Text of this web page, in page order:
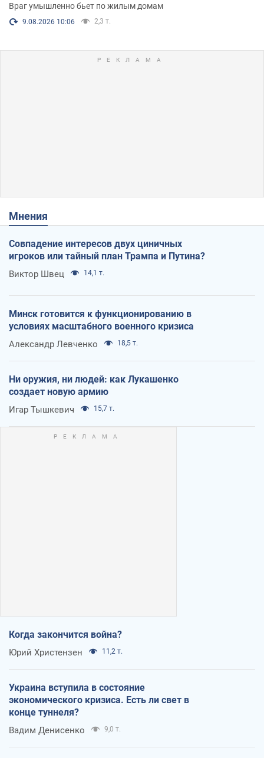
Враг умышленно бьет по жилым домам
9.08.2026 10:06 2,3 т.
Мнения
Совпадение интересов двух циничных
игроков или тайный план Трампа и Путина?
Виктор Швец 14,1 т.
Минск готовится к функционированию в
условиях масштабного военного кризиса
Александр Левченко 18,5 т.
Ни оружия, ни людей: как Лукашенко
создает новую армию
Игар Тышкевич 15,7 т.
Когда закончится война?
Юрий Христензен 11,2 т.
Украина вступила в состояние
экономического кризиса. Есть ли свет в
конце туннеля?
Вадим Денисенко 9,0 т.